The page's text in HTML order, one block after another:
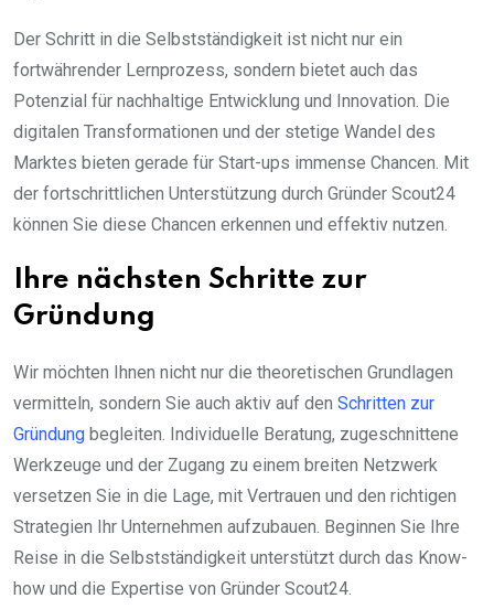
Der Schritt in die Selbstständigkeit ist nicht nur ein
fortwährender Lernprozess, sondern bietet auch das
Potenzial für nachhaltige Entwicklung und Innovation. Die
digitalen Transformationen und der stetige Wandel des
Marktes bieten gerade für Start-ups immense Chancen. Mit
der fortschrittlichen Unterstützung durch Gründer Scout24
können Sie diese Chancen erkennen und effektiv nutzen.
Ihre nächsten Schritte zur
Gründung
Wir möchten Ihnen nicht nur die theoretischen Grundlagen
vermitteln, sondern Sie auch aktiv auf den Schritten zur
Gründung begleiten. Individuelle Beratung, zugeschnittene
Werkzeuge und der Zugang zu einem breiten Netzwerk
versetzen Sie in die Lage, mit Vertrauen und den richtigen
Strategien Ihr Unternehmen aufzubauen. Beginnen Sie Ihre
Reise in die Selbstständigkeit unterstützt durch das Know-
how und die Expertise von Gründer Scout24.